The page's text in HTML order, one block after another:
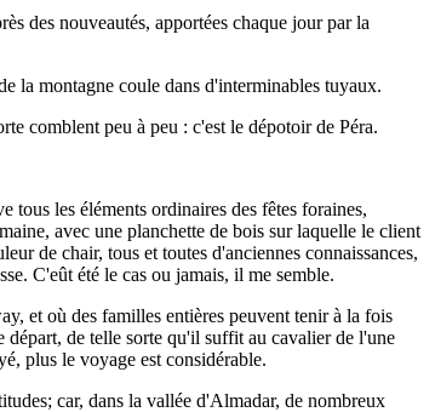
des nouveautés, apportées chaque jour par la
la montagne coule dans d'interminables tuyaux.
comblent peu à peu : c'est le dépotoir de Péra.
tous les éléments ordinaires des fêtes foraines,
avec une planchette de bois sur laquelle le client
de chair, tous et toutes d'anciennes connaissances,
C'eût été le cas ou jamais, il me semble.
et où des familles entières peuvent tenir à la fois
départ, de telle sorte qu'il suffit au cavalier de l'une
plus le voyage est considérable.
car, dans la vallée d'Almadar, de nombreux